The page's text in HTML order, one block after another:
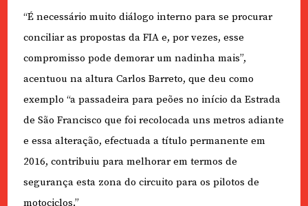
“É necessário muito diálogo interno para se procurar
conciliar as propostas da FIA e, por vezes, esse
compromisso pode demorar um nadinha mais”,
acentuou na altura Carlos Barreto, que deu como
exemplo “a passadeira para peões no início da Estrada
de São Francisco que foi recolocada uns metros adiante
e essa alteração, efectuada a título permanente em
2016, contribuiu para melhorar em termos de
segurança esta zona do circuito para os pilotos de
motociclos.”